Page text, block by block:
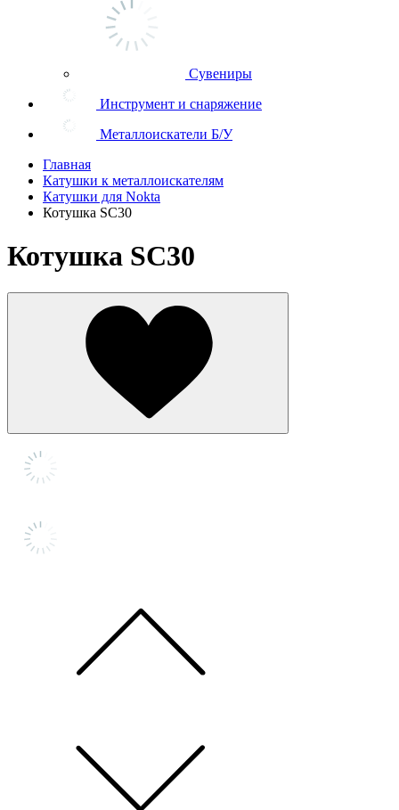
Сувениры
Инструмент и снаряжение
Металлоискатели Б/У
Главная
Катушки к металлоискателям
Катушки для Nokta
Котушка SC30
Котушка SC30